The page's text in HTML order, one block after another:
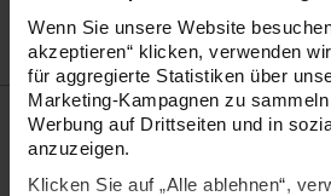
Wenn Sie unsere Website
akzeptieren“ klicken, verwenden
für aggregierte Statistiken über
Marketing-Kampagnen zu
Werbung auf Drittseiten und in
anzuzeigen.
Klicken Sie auf „Alle ablehnen“,
Produktbeschreibung
Die Radiergummis in Kirschblüten-